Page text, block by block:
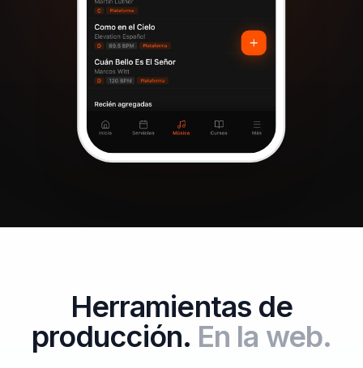
Herramientas de
producción. En la web.